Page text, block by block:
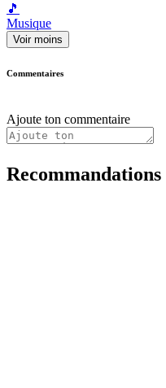
🎵
Musique
Voir moins
Commentaires
Ajoute ton commentaire
Recommandations